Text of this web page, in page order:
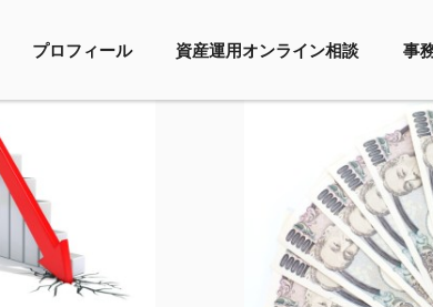
プロフィール 資産運用オンライン相談 事